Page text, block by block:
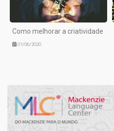
Como melhorar a criatividade
01/06/2020